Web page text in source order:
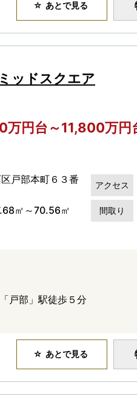
あとで見る
ッドスクエア
万円台～11,800万
戸部本町６３番
アクセス
㎡～70.56㎡ 間取り
戸部」駅徒歩５分
あとで見る